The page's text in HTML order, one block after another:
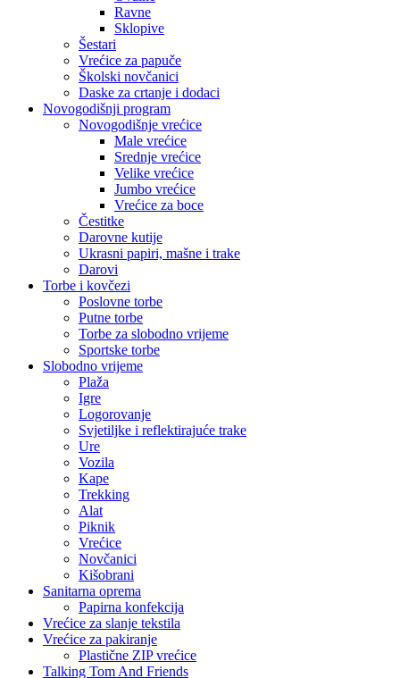
Ravne
Sklopive
Šestari
Vrećice za papuče
Školski novčanici
Daske za crtanje i dodaci
Novogodišnji program
Novogodišnje vrećice
Male vrećice
Srednje vrećice
Velike vrećice
Jumbo vrećice
Vrećice za boce
Čestitke
Darovne kutije
Ukrasni papiri, mašne i trake
Darovi
Torbe i kovčezi
Poslovne torbe
Putne torbe
Torbe za slobodno vrijeme
Sportske torbe
Slobodno vrijeme
Plaža
Igre
Logorovanje
Svjetiljke i reflektirajuće trake
Ure
Vozila
Kape
Trekking
Alat
Piknik
Vrećice
Novčanici
Kišobrani
Sanitarna oprema
Papirna konfekcija
Vrećice za slanje tekstila
Vrećice za pakiranje
Plastične ZIP vrećice
Talking Tom And Friends